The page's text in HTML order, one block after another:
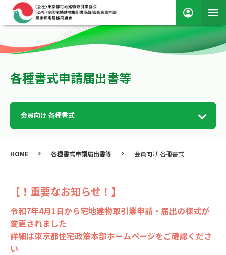
各種書式申請届出書等
会員向け 各種書式
HOME 各種書式申請届出書等 会員向け 各種書式
【！重要なお知らせ！】
令和7年4月1日から宅地建物取引業申請・届出の様式が
変更されました
詳細は東京都住宅政策本部ホームページをご確認くださ
い